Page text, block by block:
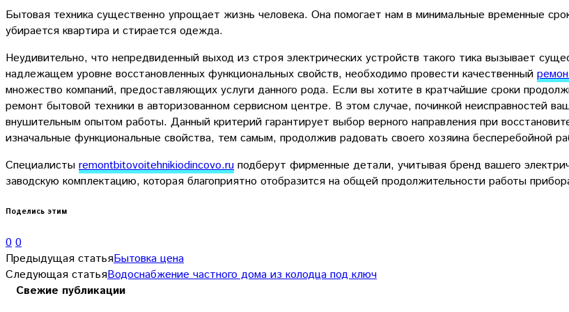
Бытовая техника существенно упрощает жизнь человека. Она помогает нам в минимальные временные
убирается квартира и стирается одежда.
Неудивительно, что непредвиденный выход из строя электрических устройств такого тика вызывает
надлежащем уровне восстановленных функциональных свойств, необходимо провести качественный
множество компаний, предоставляющих услуги данного рода. Если вы хотите в кратчайшие сроки
ремонт бытовой техники в авторизованном сервисном центре. В этом случае, починкой неисправностей
внушительным опытом работы. Данный критерий гарантирует выбор верного направления при
изначальные функциональные свойства, тем самым, продолжив радовать своего хозяина бесперебойной
Специалисты remontbitovoitehnikiodincovo.ru подберут фирменные детали, учитывая бренд вашего
заводскую комплектацию, которая благоприятно отобразится на общей продолжительности работы
Поделись этим
0 0
Предыдущая статьяБытовка цена
Следующая статьяВодоснабжение частного дома из колодца под ключ
Свежие публикации